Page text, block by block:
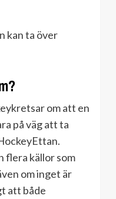
om att en
på väg att ta
flera källor som
om inget är
att både